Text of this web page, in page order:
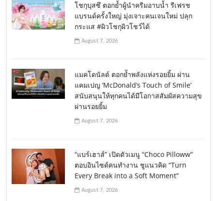
โชกุบุสซึ ตอกย้ำผู้นำครีมอาบน้ำ รีเฟรช
แบรนด์ครั้งใหญ่ มุ่งเจาะคนเจนใหม่ ปลุก
กระแส #ผิวโชกุผิวโชว์ได้
August 7, 2026
แมคโดนัลด์ ตอกย้ำพลังแห่งรอยยิ้ม ผ่าน
แคมเปญ ‘McDonald’s Touch of Smile’
สนับสนุนให้ทุกคนได้มีโอกาสสัมผัสความสุข
ผ่านรอยยิ้ม
August 7, 2026
“แบร์เฮาส์” เปิดตัวเมนู “Choco Pilloww”
ตอบอินไซด์คนทำงาน ชูแนวคิด “Turn
Every Break into a Soft Moment”
August 7, 2026